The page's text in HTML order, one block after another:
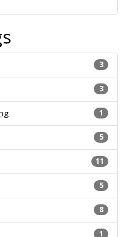
3
3
1
5
11
5
8
1